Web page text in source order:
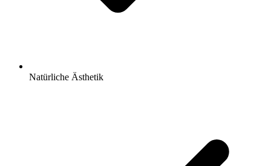
Natürliche Ästhetik